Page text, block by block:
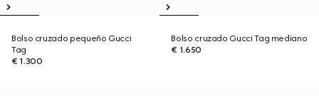
Bolso cruzado pequeño Gucci
Tag
€ 1.300
Bolso cruzado Gucci Tag mediano
€ 1.650